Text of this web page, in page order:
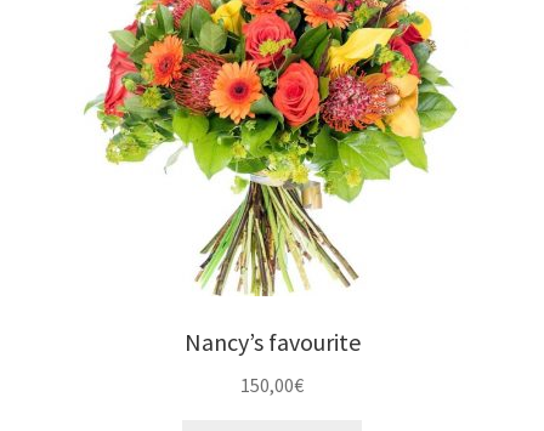
Nancy’s favourite
150,00€